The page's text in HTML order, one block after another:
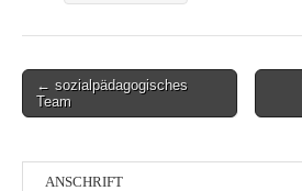
Post
navigation
← sozialpädagogisches
Team
ANSCHRIFT